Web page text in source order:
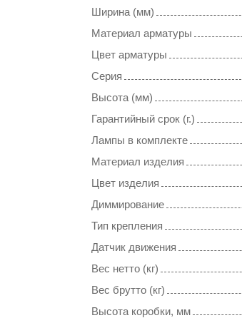
Ширина (мм)
Материал арматуры
Цвет арматуры
Серия
Высота (мм)
Гарантийный срок (г.)
Лампы в комплекте
Материал изделия
Цвет изделия
Диммирование
Тип крепления
Датчик движения
Вес нетто (кг)
Вес брутто (кг)
Высота коробки, мм